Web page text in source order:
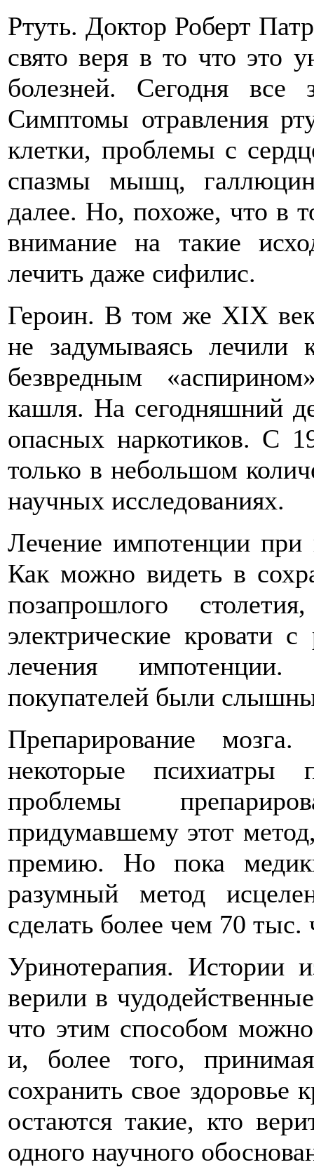
Ртуть. Доктор Роберт
свято веря в то что это
болезней. Сегодня все
Симптомы отравления
клетки, проблемы с
спазмы мышц,
далее. Но, похоже, что в
внимание на такие
лечить даже сифилис.
Героин. В том же XIX
не задумываясь лечили
безвредным
кашля. На сегодняшний
опасных наркотиков. С
только в небольшом
научных исследованиях.
Лечение импотенции
Как можно видеть в
позапрошлого
электрические кровати
лечения
покупателей были
Препарирование
некоторые психиатры
проблемы
придумавшему этот
премию. Но пока
разумный метод
сделать более чем 70 тыс.
Уринотерапия. Истории
верили в
что этим способом
и, более того,
сохранить свое
остаются такие, кто
одного научного